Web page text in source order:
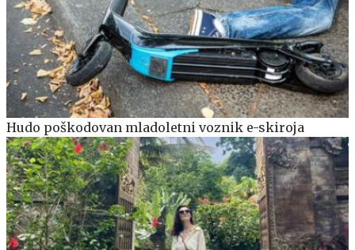
Hudo poškodovan mladoletni voznik e-skiroja